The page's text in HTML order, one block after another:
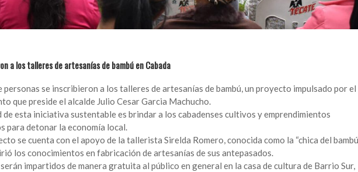
a los talleres de artesanías de bambú en Cabada
personas se inscribieron a los talleres de artesanías de bambú, un proyecto impulsado por el
que preside el alcalde Julio Cesar Garcia Machucho.
de esta iniciativa sustentable es brindar a los cabadenses cultivos y emprendimientos
para detonar la economía local.
se cuenta con el apoyo de la tallerista Sirelda Romero, conocida como la “chica del
los conocimientos en fabricación de artesanías de sus antepasados.
impartidos de manera gratuita al público en general en la casa de cultura de Barrio Sur,